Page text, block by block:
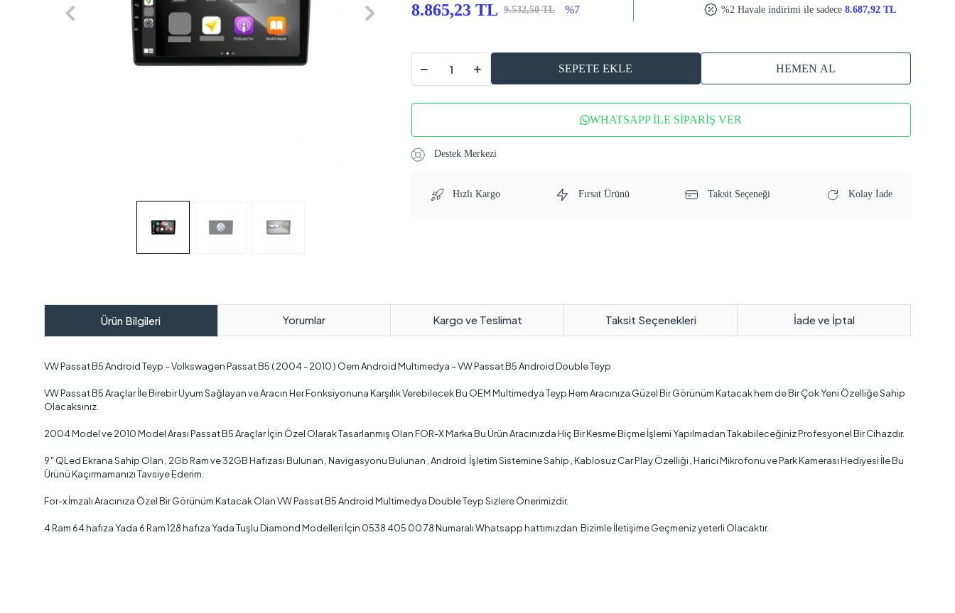
8.865,23 TL 9.532,50 TL %7 %2 Havale indirimi ile sadece 8.687,92 TL
SEPETE EKLE HEMEN AL
WHATSAPP İLE SİPARİŞ VER
Destek Merkezi
Hızlı Kargo Fırsat Ürünü Taksit Seçeneği Kolay İade
Ürün Bilgileri Yorumlar Kargo ve Teslimat Taksit Seçenekleri İade ve İptal
VW Passat B5 Android Teyp – Volkswagen Passat B5 ( 2004 - 2010 ) Oem Android Multimedya – VW Passat B5 Android Double Teyp
VW Passat B5 Araçlar İle Birebir Uyum Sağlayan ve Aracın Her Fonksiyonuna Karşılık Verebilecek Bu OEM Multimedya Teyp Hem Aracınıza Güzel Bir Görünüm Katacak hem de Bir Çok Yeni Özelliğe Sahip
Olacaksınız.
2004 Model ve 2010 Model Arası Passat B5 Araçlar İçin Özel Olarak Tasarlanmış Olan FOR-X Marka Bu Ürün Aracınızda Hiç Bir Kesme Biçme İşlemi Yapılmadan Takabileceğiniz Profesyonel Bir Cihazdır.
9″ QLed Ekrana Sahip Olan , 2Gb Ram ve 32GB Hafızası Bulunan , Navigasyonu Bulunan , Android İşletim Sistemine Sahip , Kablosuz Car Play Özelliği , Harici Mikrofonu ve Park Kamerası Hediyesi İle Bu
Ürünü Kaçırmamanızı Tavsiye Ederim.
For-x İmzalı Aracınıza Özel Bir Görünüm Katacak Olan VW Passat B5 Android Multimedya Double Teyp Sizlere Önerimizdir.
4 Ram 64 hafıza Yada 6 Ram 128 hafıza Yada Tuşlu Diamond Modelleri İçin 0538 405 00 78 Numaralı Whatsapp hattımızdan Bizimle İletişime Geçmeniz yeterli Olacaktır.